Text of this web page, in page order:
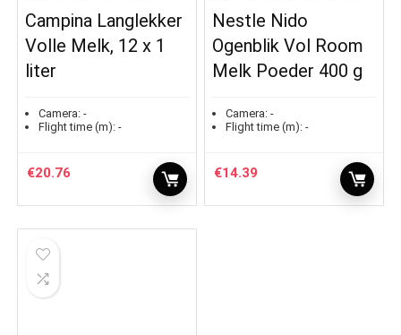
Campina Langlekker
Volle Melk, 12 x 1
liter
Camera: -
Flight time (m): -
€20.76
Nestle Nido
Ogenblik Vol Room
Melk Poeder 400 g
Camera: -
Flight time (m): -
€14.39